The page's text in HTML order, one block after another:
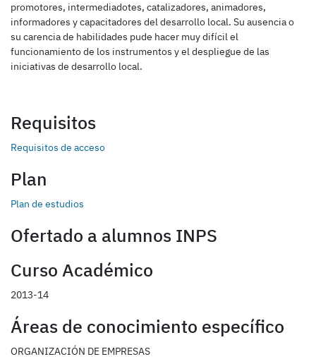
promotores, intermediadotes, catalizadores, animadores,
informadores y capacitadores del desarrollo local. Su ausencia o
su carencia de habilidades pude hacer muy difícil el
funcionamiento de los instrumentos y el despliegue de las
iniciativas de desarrollo local.
Requisitos
Requisitos de acceso
Plan
Plan de estudios
Ofertado a alumnos INPS
Curso Académico
2013-14
Áreas de conocimiento específico
ORGANIZACIÓN DE EMPRESAS